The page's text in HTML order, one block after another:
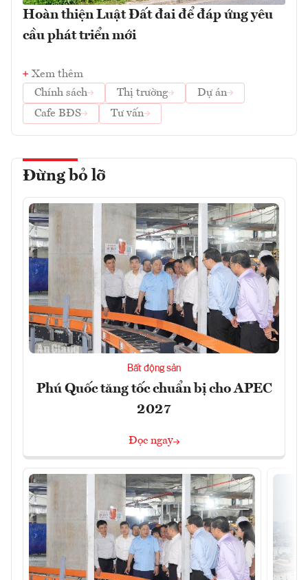
Hoàn thiện Luật Đất đai để đáp ứng yêu
cầu phát triển mới
Xem thêm
Chính sách
Thị trường
Dự án
Cafe BĐS
Tư vấn
Đừng bỏ lỡ
Bất động sản
Phú Quốc tăng tốc chuẩn bị cho APEC
2027
Đọc ngay